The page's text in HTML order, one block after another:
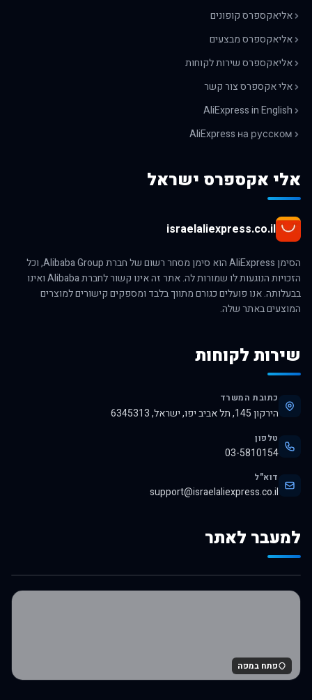
אליאקספרס קופונים
אליאקספרס מבצעים
אליאקספרס שירות לקוחות
אלי אקספרס צור קשר
AliExpress in English
AliExpress на русском
אלי אקספרס ישראל
israelaliexpress.co.il
הסימן AliExpress הוא סימן מסחר רשום של חברת Alibaba Group, וכל
הזכויות הנוגעות לו שמורות לה. אתר זה אינו קשור לחברת Alibaba ואינו
בבעלותה. אנו פועלים כגורם מתווך בלבד ומספקים קישורים למוצרים
המוצעים באתר שלה.
שירות לקוחות
כתובת המשרד
הירקון 145, תל אביב יפו, ישראל, 6345313
טלפון
03-5810154
דוא"ל
support@israelaliexpress.co.il
למעבר לאתר
לרכישה באלי אקספרס
פתח במפה